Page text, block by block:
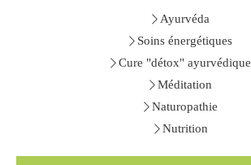
Ayurvéda
Soins énergétiques
Cure "détox" ayurvédique
Méditation
Naturopathie
Nutrition